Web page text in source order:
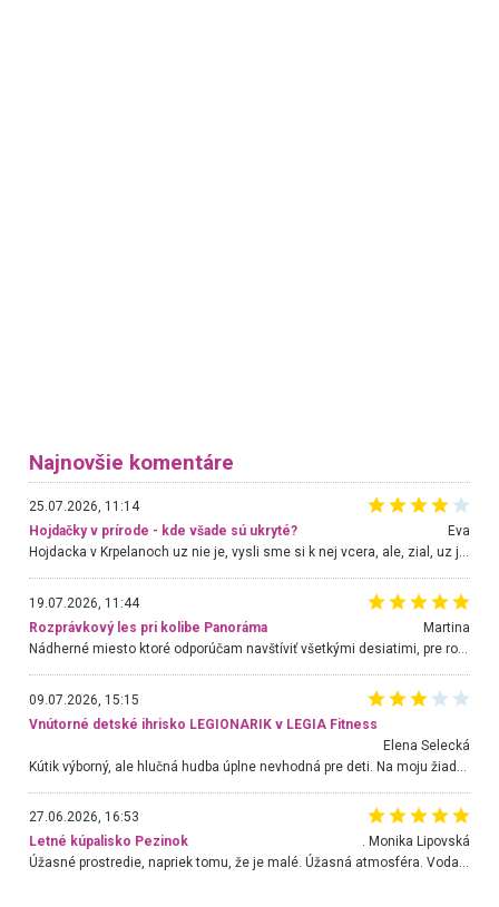
Najnovšie komentáre
25.07.2026, 11:14
Hojdačky v prírode - kde všade sú ukryté?
Eva
Hojdacka v Krpelanoch uz nie je, vysli sme si k nej vcera, ale, zial, uz je znicena. Ak sem planujete cestu len kvoli hojdacke, mozete si ju usetrit. Krasny vyhlad je tu vsak aj bez hojdacky :-)
19.07.2026, 11:44
Rozprávkový les pri kolibe Panoráma
Martina
Nádherné miesto ktoré odporúčam navštíviť všetkými desiatimi, pre rodiny s deťmi, dôchodcom... Proste a jednoducho ozaj rozprávkový les.. určite ešte prídeme. Odniesli sme si na pamiatku krásne tričká,
09.07.2026, 15:15
Vnútorné detské ihrisko LEGIONARIK v LEGIA Fitness
Elena Selecká
27.06.2026, 16:53
Letné kúpalisko Pezinok
. Monika Lipovská
Úžasné prostredie, napriek tomu, že je malé. Úžasná atmosféra. Voda fantastická a nádherná. Ľudí je pomerne veľa, ale su mili a ohľaduplní. Je veľmi zaujímavé sledovať, ako dokážu spolu športovať cudzí ľudia a bez ohľadu na vek. Vládne tu pohoda. Vnuka neviem dostať z vody. Ďakujem za krásny deň . Urcite sa sem vrátim. Jediný problém je s parkovaním, ale aj ten sa mi podarilo vyriešiť. Monika Bratislava